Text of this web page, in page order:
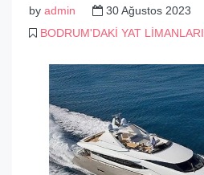
by admin
30 Ağustos 2023
BODRUM'DAKİ YAT LİMANLARI